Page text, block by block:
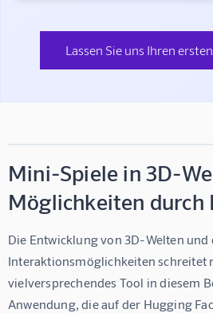
Lassen Sie uns Ihren
Mini-Spiele in 3D-
Möglichkeiten durch
Die Entwicklung von 3D-Welten und
Interaktionsmöglichkeiten schreitet
vielversprechendes Tool in diesem
Anwendung, die auf der Hugging